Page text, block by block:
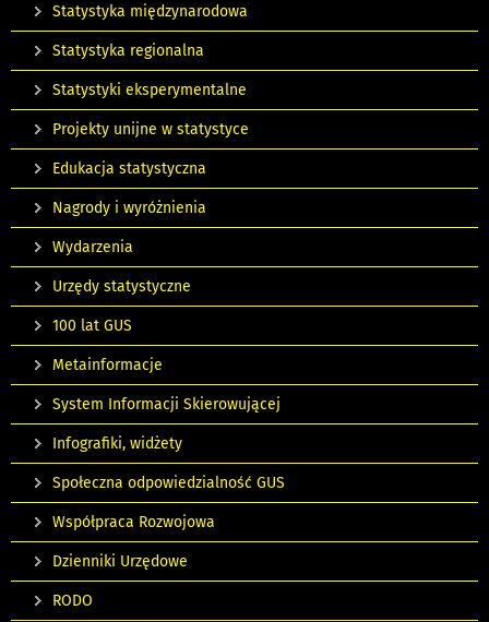
Statystyka międzynarodowa
Statystyka regionalna
Statystyki eksperymentalne
Projekty unijne w statystyce
Edukacja statystyczna
Nagrody i wyróżnienia
Wydarzenia
Urzędy statystyczne
100 lat GUS
Metainformacje
System Informacji Skierowującej
Infografiki, widżety
Społeczna odpowiedzialność GUS
Współpraca Rozwojowa
Dzienniki Urzędowe
RODO